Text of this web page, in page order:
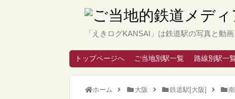
「えきログKANSAI」は鉄道駅の写真と動
トップページへ ご当地別駅一覧 路線別駅一
ホーム 大阪 鉄道駅[大阪]